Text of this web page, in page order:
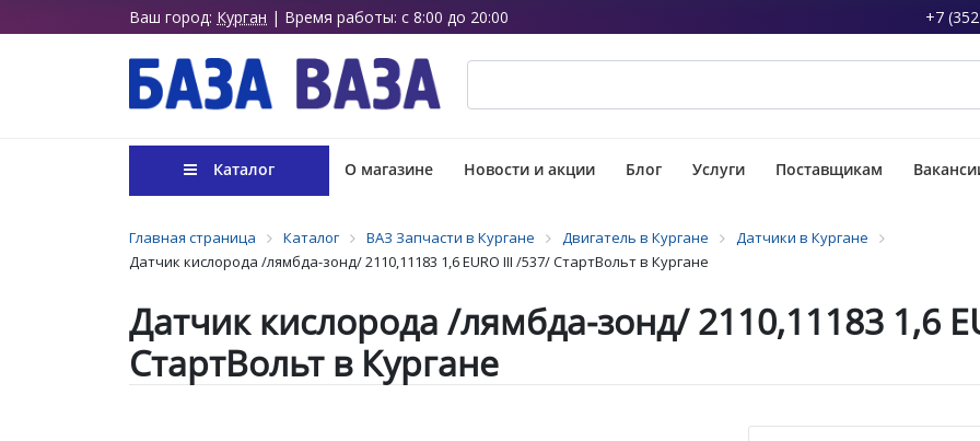
Ваш город: Курган | Время работы: с 8:00 до 20:00 +7
Каталог О магазине Новости и акции Блог Услуги Поставщикам
Главная страница Каталог ВАЗ Запчасти в Кургане Двигатель в Кургане
Датчики в Кургане
Датчик кислорода /лямбда-зонд/ 2110,11183 1,6 EURO III /537/ СтартВольт в Кургане
Датчик кислорода /лямбда-зонд/ 2110,11183 1,6
СтартВольт в Кургане